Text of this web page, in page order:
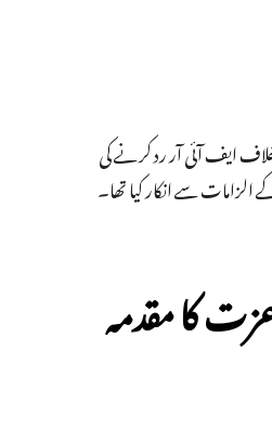
ایف آئی آر رد کرنے کی
سے انکار کیا تھا۔
کا مقدمہ